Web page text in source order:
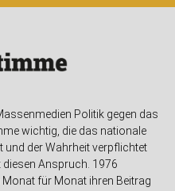
Politik gegen das
wichtig, die das nationale
und der Wahrheit verpflichtet
Anspruch. 1976
für Monat ihren Beitrag